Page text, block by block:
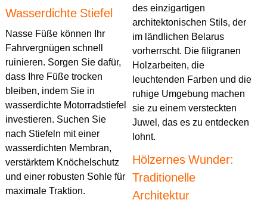
Wasserdichte Stiefel
Nasse Füße können Ihr
Fahrvergnügen schnell
ruinieren. Sorgen Sie dafür,
dass Ihre Füße trocken
bleiben, indem Sie in
wasserdichte Motorradstiefel
investieren. Suchen Sie
nach Stiefeln mit einer
wasserdichten Membran,
verstärktem Knöchelschutz
und einer robusten Sohle für
maximale Traktion.
des einzigartigen
architektonischen Stils, der
im ländlichen Belarus
vorherrscht. Die filigranen
Holzarbeiten, die
leuchtenden Farben und die
ruhige Umgebung machen
sie zu einem versteckten
Juwel, das es zu entdecken
lohnt.
Hölzernes Wunder:
Traditionelle
Architektur